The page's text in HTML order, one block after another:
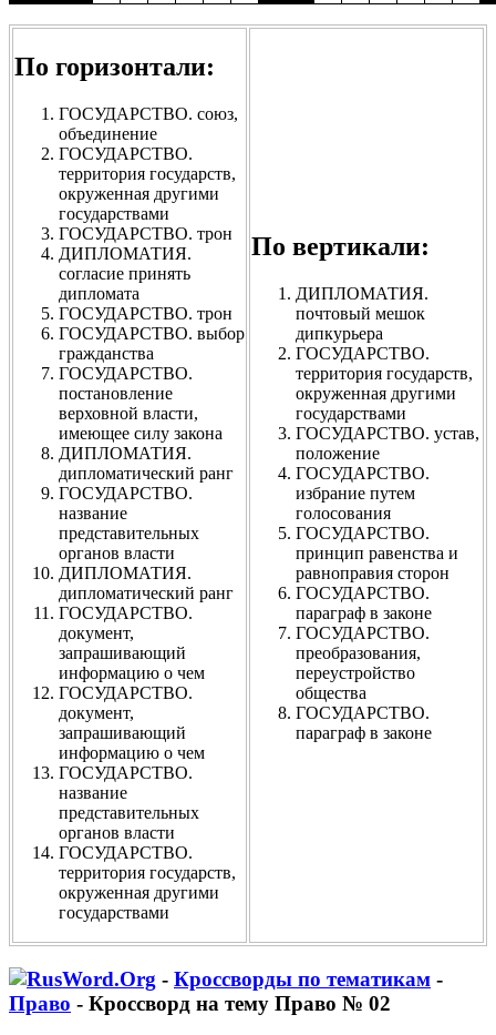
По горизонтали:
ГОСУДАРСТВО. союз,
объединение
ГОСУДАРСТВО.
территория государств,
окруженная другими
государствами
ГОСУДАРСТВО. трон
ДИПЛОМАТИЯ.
согласие принять
дипломата
ГОСУДАРСТВО. трон
ГОСУДАРСТВО. выбор
гражданства
ГОСУДАРСТВО.
постановление
верховной власти,
имеющее силу закона
ДИПЛОМАТИЯ.
дипломатический ранг
ГОСУДАРСТВО.
название
представительных
органов власти
ДИПЛОМАТИЯ.
дипломатический ранг
ГОСУДАРСТВО.
документ,
запрашивающий
информацию о чем
ГОСУДАРСТВО.
документ,
запрашивающий
информацию о чем
ГОСУДАРСТВО.
название
представительных
органов власти
ГОСУДАРСТВО.
территория государств,
окруженная другими
государствами
По вертикали:
ДИПЛОМАТИЯ.
почтовый мешок
дипкурьера
ГОСУДАРСТВО.
территория государств,
окруженная другими
государствами
ГОСУДАРСТВО. устав,
положение
ГОСУДАРСТВО.
избрание путем
голосования
ГОСУДАРСТВО.
принцип равенства и
равноправия сторон
ГОСУДАРСТВО.
параграф в законе
ГОСУДАРСТВО.
преобразования,
переустройство
общества
ГОСУДАРСТВО.
параграф в законе
- Кроссворды по тематикам -
Право - Кроссворд на тему Право № 02